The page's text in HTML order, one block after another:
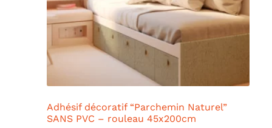
Adhésif décoratif “Parchemin Naturel”
SANS PVC – rouleau 45x200cm